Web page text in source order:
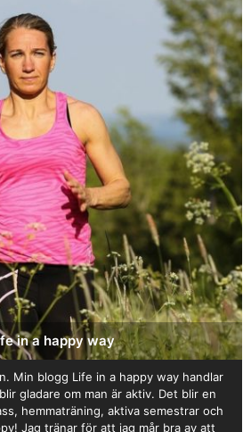
in a happy way
Min blogg Life in a happy way handlar
gladare om man är aktiv. Det blir en
hemmaträning, aktiva semestrar och
Jag tränar för att jag mår bra av att